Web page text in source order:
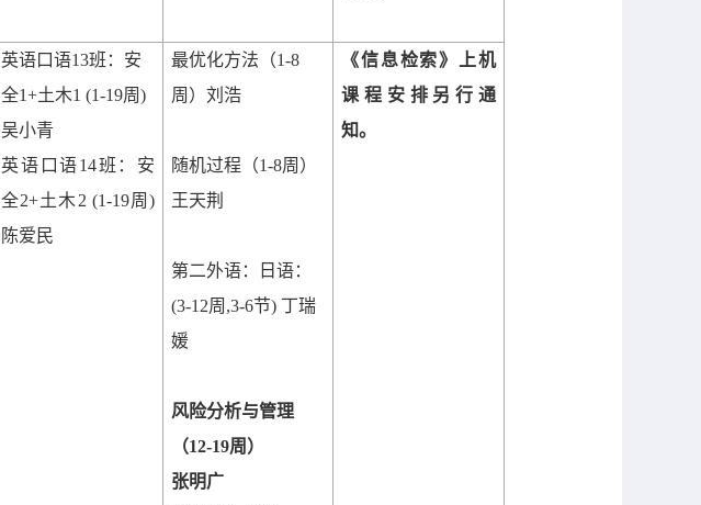
英语口语13班：安
全1+土木1 (1-19周)
吴小青
英语口语14班：安
全2+土木 2 (1-19周 )
陈爱民
最优化方法（1-8
周）刘浩
随机过程（1-8周）
王天荆
第二外语：日语：
(3-12周 ,3-6节) 丁瑞
媛
风险分析与管理
（12-19周）
张明广
《信息检索》上机
课程安排另行通
知。